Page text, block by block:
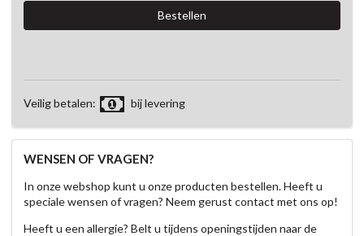
Veilig betalen: bij levering
WENSEN OF VRAGEN?
In onze webshop kunt u onze producten bestellen. Heeft u
speciale wensen of vragen? Neem gerust contact met ons op!
Heeft u een allergie? Belt u tijdens openingstijden naar de